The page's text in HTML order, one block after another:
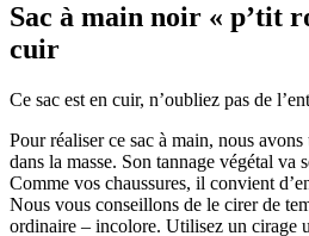
Sac à main noir « p’tit
cuir
Ce sac est en cuir, n’oubliez pas de
Pour réaliser ce sac à main, nous
dans la masse. Son tannage végétal va
Comme vos chaussures, il convient
Nous vous conseillons de le cirer de
ordinaire – incolore. Utilisez un cirage